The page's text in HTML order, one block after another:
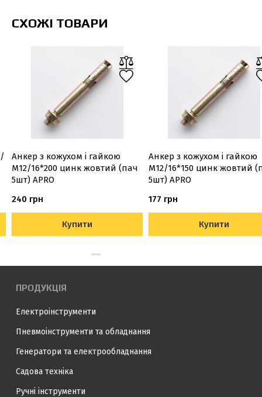
СХОЖІ ТОВАРИ
Анкер з кожухом і гайкою
М12/16*200 цинк жовтий (пач
5шт) APRO
240 грн
Купити
Анкер з кожухом і гайкою
М12/16*150 цинк жовтий
5шт) APRO
177 грн
Купити
ПРОДУКЦІЯ
Електроінструменти
Пневмоінструменти та обладнання
Генератори та електрообладнання
Садова техніка
Ручні інструменти